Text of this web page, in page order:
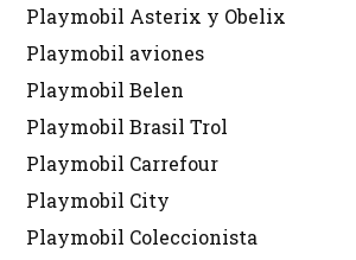
Playmobil Asterix y Obelix
Playmobil aviones
Playmobil Belen
Playmobil Brasil Trol
Playmobil Carrefour
Playmobil City
Playmobil Coleccionista